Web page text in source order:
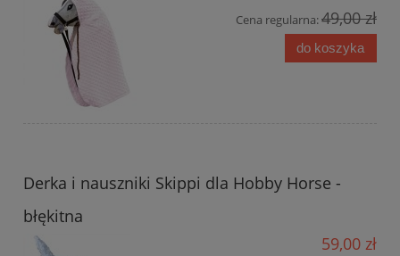
Cena regularna:49,00 zł
do koszyka
Derka i nauszniki Skippi dla Hobby Horse -
błękitna
59,00 zł